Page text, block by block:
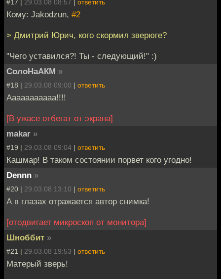
#17 | 29.03.08 08:57 ответить
Кому: Jakodzun, #2
> Дмитрий Юрич, кого скормил зверюге?
"Чего уставился?! Ты - следующий!" :)
СолоНаАКМ »
#18 | 29.03.08 09:00 | ответить
Ааааааааааа!!!!
[В ужасе отбегат от экрана]
makar »
#19 | 29.03.08 09:04 | ответить
Кашмар! В таком состоянии порвет кого угодно!
Dennn »
#20 | 29.03.08 13:10 | ответить
А в глазах отражается автор снимка!
[отодвигает микроскоп от монитора]
Шноббит »
#21 | 29.03.08 19:53 | ответить
Матерый зверь!